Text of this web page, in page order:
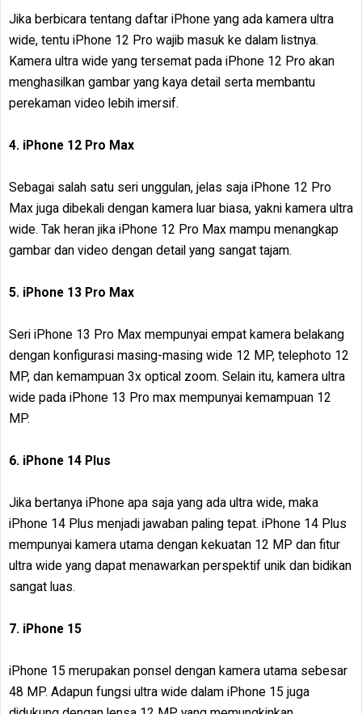
Jika berbicara tentang daftar iPhone yang ada kamera ultra
wide, tentu iPhone 12 Pro wajib masuk ke dalam listnya.
Kamera ultra wide yang tersemat pada iPhone 12 Pro akan
menghasilkan gambar yang kaya detail serta membantu
perekaman video lebih imersif.
4. iPhone 12 Pro Max
Sebagai salah satu seri unggulan, jelas saja iPhone 12 Pro
Max juga dibekali dengan kamera luar biasa, yakni kamera ultra
wide. Tak heran jika iPhone 12 Pro Max mampu menangkap
gambar dan video dengan detail yang sangat tajam.
5. iPhone 13 Pro Max
Seri iPhone 13 Pro Max mempunyai empat kamera belakang
dengan konfigurasi masing-masing wide 12 MP, telephoto 12
MP, dan kemampuan 3x optical zoom. Selain itu, kamera ultra
wide pada iPhone 13 Pro max mempunyai kemampuan 12
MP.
6. iPhone 14 Plus
Jika bertanya iPhone apa saja yang ada ultra wide, maka
iPhone 14 Plus menjadi jawaban paling tepat. iPhone 14 Plus
mempunyai kamera utama dengan kekuatan 12 MP dan fitur
ultra wide yang dapat menawarkan perspektif unik dan bidikan
sangat luas.
7. iPhone 15
iPhone 15 merupakan ponsel dengan kamera utama sebesar
48 MP. Adapun fungsi ultra wide dalam iPhone 15 juga